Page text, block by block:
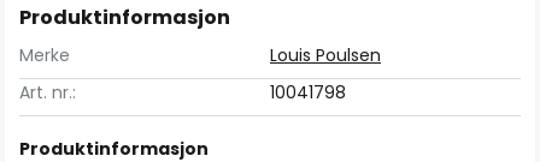
Produktinformasjon
Merke
Louis Poulsen
Art. nr.:
10041798
Produktinformasjon